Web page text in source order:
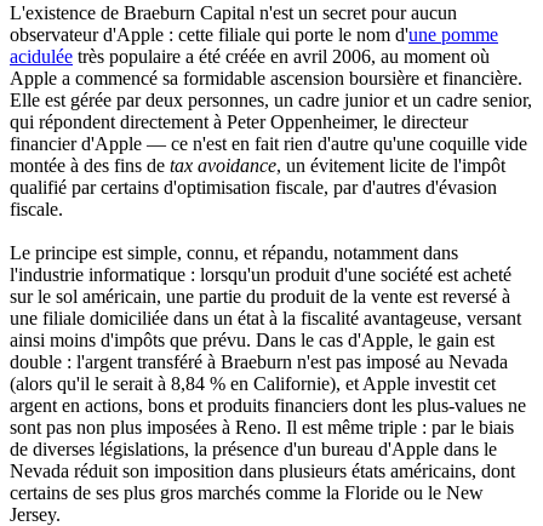
L'existence de Braeburn Capital n'est un secret pour aucun
observateur d'Apple : cette filiale qui porte le nom d'une pomme
acidulée très populaire a été créée en avril 2006, au moment où
Apple a commencé sa formidable ascension boursière et financière.
Elle est gérée par deux personnes, un cadre junior et un cadre senior,
qui répondent directement à Peter Oppenheimer, le directeur
financier d'Apple — ce n'est en fait rien d'autre qu'une coquille vide
montée à des fins de tax avoidance, un évitement licite de l'impôt
qualifié par certains d'optimisation fiscale, par d'autres d'évasion
fiscale.
Le principe est simple, connu, et répandu, notamment dans
l'industrie informatique : lorsqu'un produit d'une société est acheté
sur le sol américain, une partie du produit de la vente est reversé à
une filiale domiciliée dans un état à la fiscalité avantageuse, versant
ainsi moins d'impôts que prévu. Dans le cas d'Apple, le gain est
double : l'argent transféré à Braeburn n'est pas imposé au Nevada
(alors qu'il le serait à 8,84 % en Californie), et Apple investit cet
argent en actions, bons et produits financiers dont les plus-values ne
sont pas non plus imposées à Reno. Il est même triple : par le biais
de diverses législations, la présence d'un bureau d'Apple dans le
Nevada réduit son imposition dans plusieurs états américains, dont
certains de ses plus gros marchés comme la Floride ou le New
Jersey.